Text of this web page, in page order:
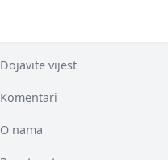
Dojavite vijest
Komentari
O nama